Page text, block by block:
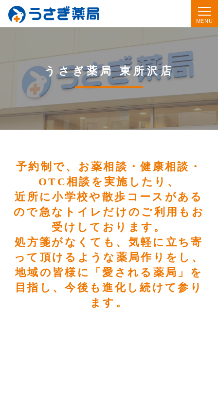
うさぎ薬局 東所沢店
予約制で、お薬相談・健康相談・
OTC相談を実施したり、
近所に小学校や散歩コースがある
ので急なトイレだけのご利用もお
受けしております。
処方箋がなくても、気軽に立ち寄
って頂けるような薬局作りをし、
地域の皆様に「愛される薬局」を
目指し、今後も進化し続けて参り
ます。